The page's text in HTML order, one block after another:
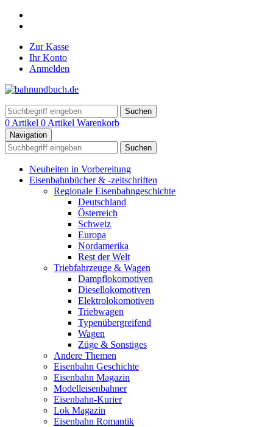
Zur Kasse
Ihr Konto
Anmelden
Suchen
0 Artikel 0 Artikel Warenkorb
Navigation
Suchen
Neuheiten in Vorbereitung
Eisenbahnbücher & -zeitschriften
Regionale Eisenbahngeschichte
Deutschland
Österreich
Schweiz
Europa
Nordamerika
Rest der Welt
Triebfahrzeuge & Wagen
Dampflokomotiven
Diesellokomotiven
Elektrolokomotiven
Triebwagen
Typenübergreifend
Wagen
Züge & Sonstiges
Andere Themen
Eisenbahn Geschichte
Eisenbahn Magazin
Modelleisenbahner
Eisenbahn-Kurier
Lok Magazin
Eisenbahn Romantik